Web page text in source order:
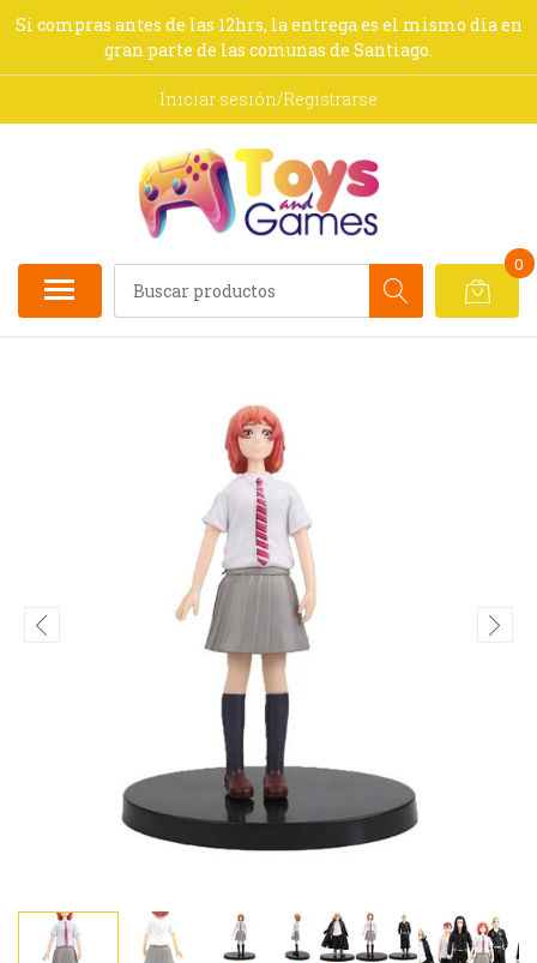
Si compras antes de las 12hrs, la entrega es el mismo día en
gran parte de las comunas de Santiago.
Iniciar sesión/Registrarse
0